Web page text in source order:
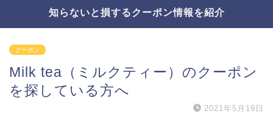
知らないと損するクーポン情報を紹介
クーポン
Milk tea（ミルクティー）のクーポン
を探している方へ
2021年5月19日